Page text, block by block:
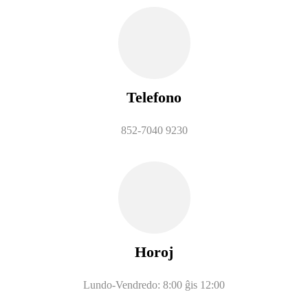
Telefono
852-7040 9230
Horoj
Lundo-Vendredo: 8:00 ĝis 12:00